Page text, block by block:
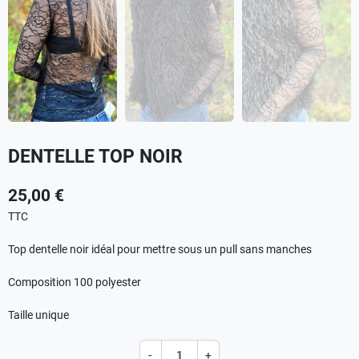
DENTELLE TOP NOIR
25,00 €
TTC
Top dentelle noir idéal pour mettre sous un pull sans manches
Composition 100 polyester
Taille unique
- +